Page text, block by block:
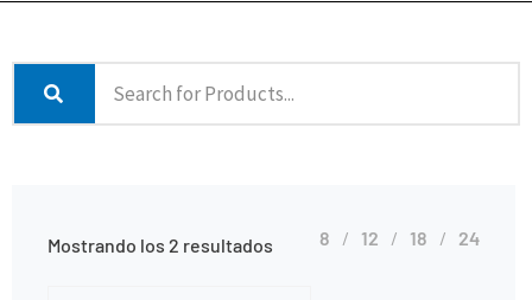
Mostrando los 2 resultados 8 12 18 24